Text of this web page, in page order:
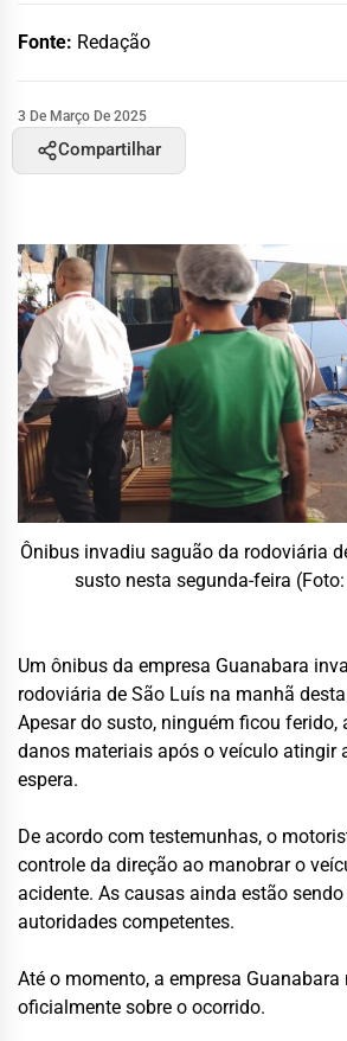
Fonte: Redação
3 De Março De 2025
Compartilhar
Ônibus invadiu saguão da rodoviária
susto nesta segunda-feira
Um ônibus da empresa Guanabara
rodoviária de São Luís na manhã
Apesar do susto, ninguém ficou ferido,
danos materiais após o veículo atingir
espera.
De acordo com testemunhas, o
controle da direção ao manobrar o
acidente. As causas ainda estão
autoridades competentes.
Até o momento, a empresa
oficialmente sobre o ocorrido.